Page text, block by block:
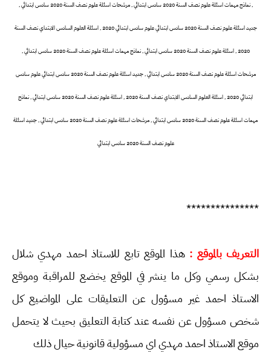
, نماذج مهمات اسئلة علوم نصف السنة 2020 سادس ابتدائي , مرشحات اسئلة علوم نصف السنة 2020 سادس ابتدائي ,
جديد اسئلة علوم نصف السنة 2020 سادس ابتدائي علوم سادس ابتدائي 2020 , اسئلة العلوم السادس الابتداي نصف السنة
2020 , اسئلة علوم نصف السنة 2020 سادس ابتدائي , نماذج مهمات اسئلة علوم نصف السنة 2020 سادس ابتدائي ,
مرشحات اسئلة علوم نصف السنة 2020 سادس ابتدائي , جديد اسئلة علوم نصف السنة 2020 سادس ابتدائي علوم سادس
ابتدائي 2020 , اسئلة العلوم السادس الابتداي نصف السنة 2020 , اسئلة علوم نصف السنة 2020 سادس ابتدائي , نماذج
مهمات اسئلة علوم نصف السنة 2020 سادس ابتدائي , مرشحات اسئلة علوم نصف السنة 2020 سادس ابتدائي , جديد اسئلة
علوم نصف السنة 2020 سادس ابتدائي
***************
التعريف بالموقع : هذا الموقع تابع للاستاذ احمد مهدي شلال
بشكل رسمي وكل ما ينشر في الموقع يخضع للمراقبة وموقع
الاستاذ احمد غير مسؤول عن التعليقات على المواضيع كل
شخص مسؤول عن نفسه عند كتابة التعليق بحيث لا يتحمل
موقع الاستاذ احمد مهدي اي مسؤولية قانونية حيال ذلك